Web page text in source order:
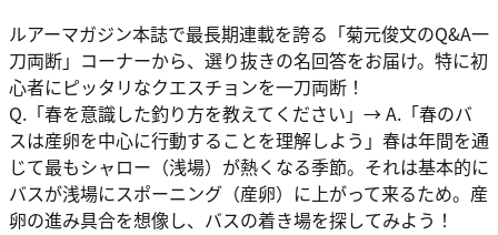
ルアーマガジン本誌で最長期連載を誇る「菊元俊文のQ&A一
刀両断」コーナーから、選り抜きの名回答をお届け。特に初
心者にピッタリなクエスチョンを一刀両断！
Q.「春を意識した釣り方を教えてください」→ A.「春のバ
スは産卵を中心に行動することを理解しよう」春は年間を通
じて最もシャロー（浅場）が熱くなる季節。それは基本的に
バスが浅場にスポーニング（産卵）に上がって来るため。産
卵の進み具合を想像し、バスの着き場を探してみよう！